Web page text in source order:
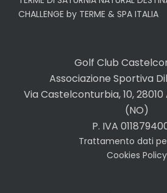
CHALLENGE by TERME & SPA ITALIA
Golf Club
Associazione Sportiva
Via Castelconturbia, 10,
(NO)
P. IVA
Trattamento dati
Cookies Policy